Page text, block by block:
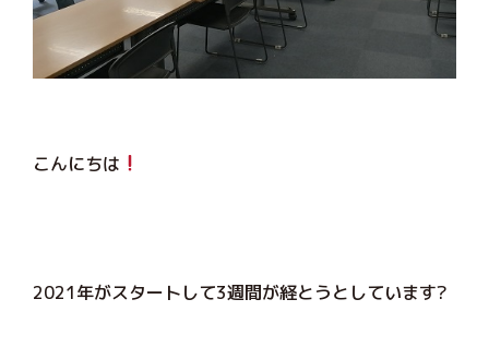
こんにちは
2021年がスタートして3週間が経とうとしています?